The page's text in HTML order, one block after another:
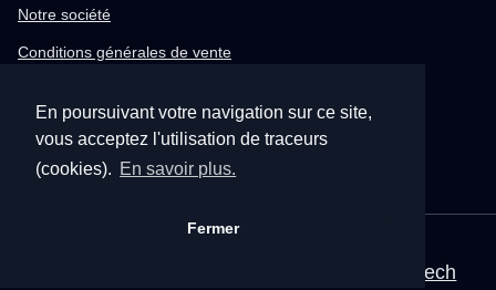
En poursuivant votre navigation sur ce site,
vous acceptez l'utilisation de traceurs
(cookies). En savoir plus.
Fermer
Notre société
Conditions générales de vente
Gestion des cookies
Confidentialité & RGPD
Site corporate Nitech